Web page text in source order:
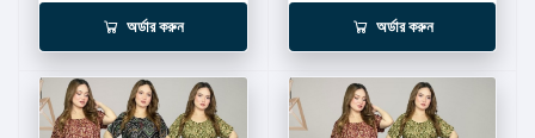
অর্ডার করুন অর্ডার করুন